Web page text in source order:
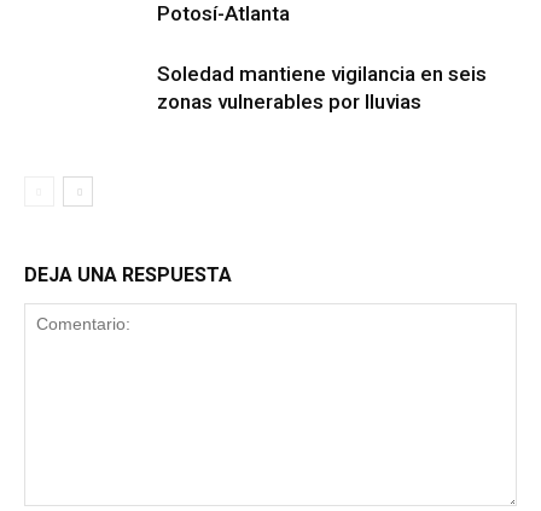
Potosí-Atlanta
Soledad mantiene vigilancia en seis
zonas vulnerables por lluvias
DEJA UNA RESPUESTA